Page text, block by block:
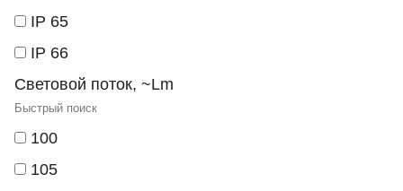
IP 65
IP 66
Световой поток, ~Lm
100
105